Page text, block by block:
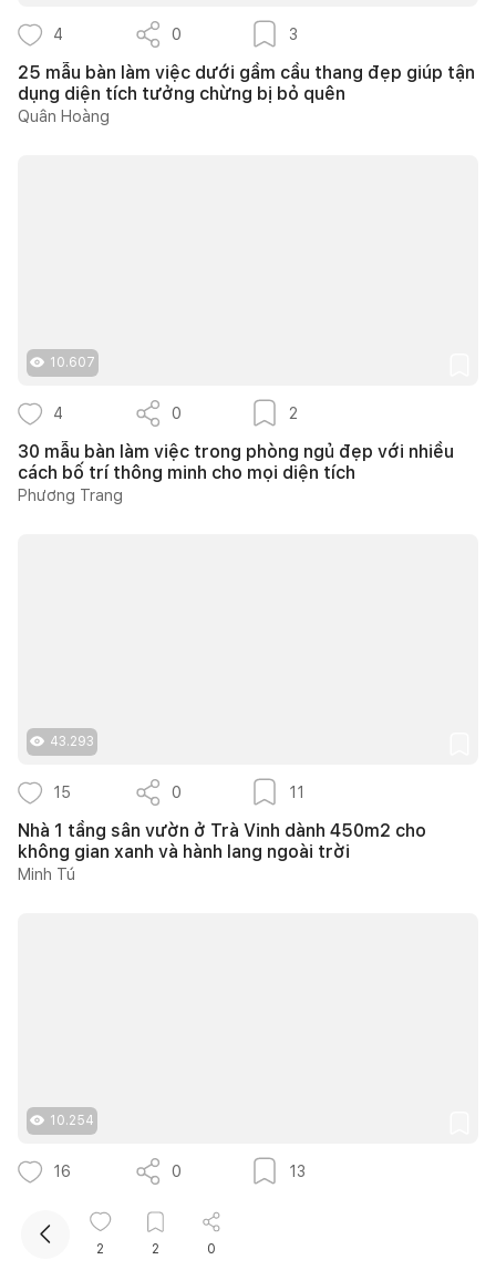
4 0 3
25 mẫu bàn làm việc dưới gầm cầu thang đẹp giúp tận
dụng diện tích tưởng chừng bị bỏ quên
Quân Hoàng
10.607
4 0 2
30 mẫu bàn làm việc trong phòng ngủ đẹp với nhiều
cách bố trí thông minh cho mọi diện tích
Phương Trang
43.293
15 0 11
Nhà 1 tầng sân vườn ở Trà Vinh dành 450m2 cho
không gian xanh và hành lang ngoài trời
Minh Tú
10.254
16 0 13
14 ý tưởng thiết kế cầu thang ngoài trời thông thoáng
giúp tối ưu diện tích cho nhà phố nhỏ hẹp
2 2 0